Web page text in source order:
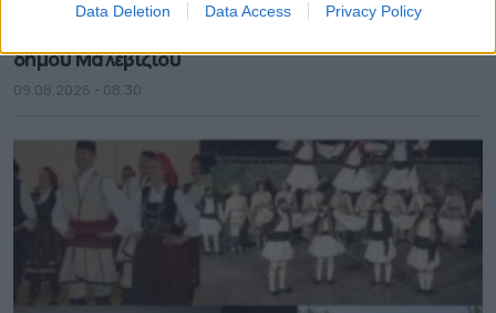
Data Deletion Data Access Privacy Policy
δήμου Μαλεβιζίου
09.08.2026 - 08.30